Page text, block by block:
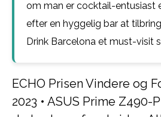
om man er cocktail-entusiast
efter en hyggelig bar at
Drink Barcelona et must-visit
ECHO Prisen Vindere og
2023 • ASUS Prime Z490-